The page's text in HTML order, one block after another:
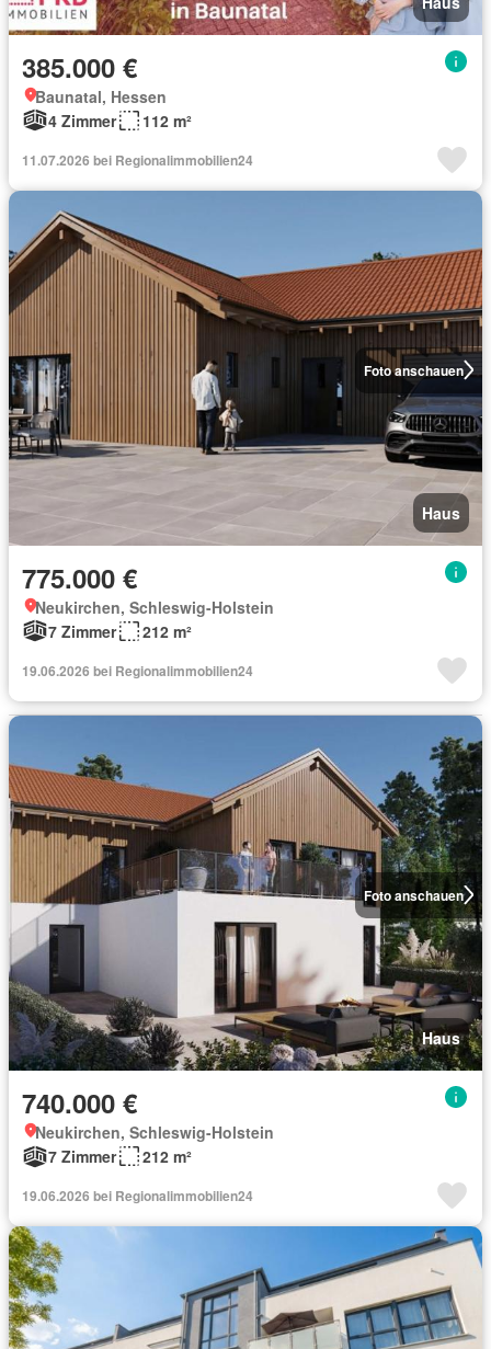
385.000 €
Baunatal, Hessen
4 Zimmer
112 m²
11.07.2026 bei Regionalimmobilien24
Foto anschauen
Haus
775.000 €
Neukirchen, Schleswig-Holstein
7 Zimmer
212 m²
19.06.2026 bei Regionalimmobilien24
Foto anschauen
Haus
740.000 €
Neukirchen, Schleswig-Holstein
7 Zimmer
212 m²
19.06.2026 bei Regionalimmobilien24